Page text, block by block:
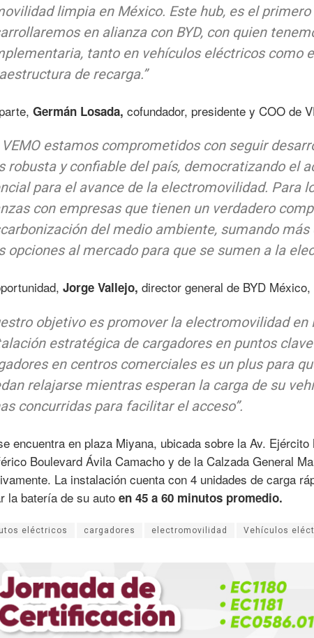
limpia en México. Este hub, es el
en alianza con BYD, con quien
tanto en vehículos eléctricos como
de recarga.”
Germán Losada, cofundador, presidente y COO de
VEMO estamos comprometidos con seguir
robusta y confiable del país, democratizando el
para el avance de la electromovilidad. Para
con empresas que tienen un verdadero
del medio ambiente, sumando
opciones al mercado para que se sumen a la
Jorge Vallejo, director general de BYD
objetivo es promover la electromovilidad
estratégica de cargadores en puntos
en centros comerciales es un plus para
relajarse mientras esperan la carga de su
concurridas para facilitar el acceso”.
encuentra en plaza Miyana, ubicada sobre la Av.
Boulevard Ávila Camacho y de la Calzada General
La instalación cuenta con 4 unidades de carga
la batería de su auto en 45 a 60 minutos promedio.
eléctricos cargadores electromovilidad Vehículos